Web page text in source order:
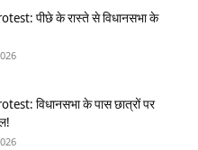
पीछे के रास्ते से विधानसभा के
विधानसभा के पास छात्रों पर